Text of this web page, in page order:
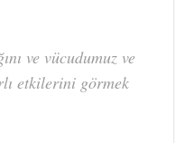
ve vücudumuz ve
etkilerini görmek